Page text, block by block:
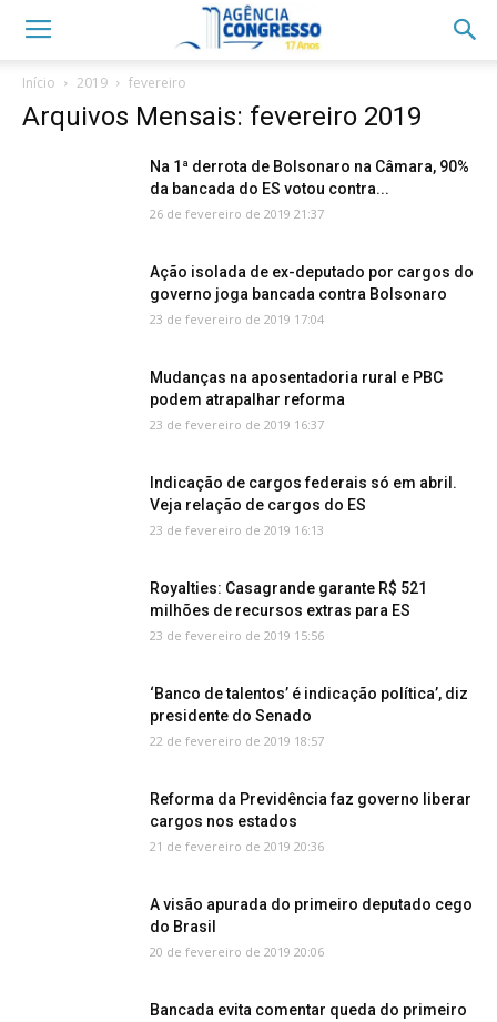
Início 2019 fevereiro
Arquivos Mensais: fevereiro 2019
Na 1ª derrota de Bolsonaro na Câmara, 90%
da bancada do ES votou contra...
26 de fevereiro de 2019 21:37
Ação isolada de ex-deputado por cargos do
governo joga bancada contra Bolsonaro
23 de fevereiro de 2019 17:04
Mudanças na aposentadoria rural e PBC
podem atrapalhar reforma
23 de fevereiro de 2019 16:37
Indicação de cargos federais só em abril.
Veja relação de cargos do ES
23 de fevereiro de 2019 16:13
Royalties: Casagrande garante R$ 521
milhões de recursos extras para ES
23 de fevereiro de 2019 15:56
‘Banco de talentos’ é indicação política’, diz
presidente do Senado
22 de fevereiro de 2019 18:57
Reforma da Previdência faz governo liberar
cargos nos estados
21 de fevereiro de 2019 20:36
A visão apurada do primeiro deputado cego
do Brasil
20 de fevereiro de 2019 20:06
Bancada evita comentar queda do primeiro